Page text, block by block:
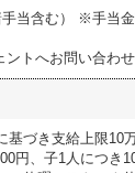
手当含む） ※手当
トへお問い合わせ
基づき支給上限10
円、子1人につき